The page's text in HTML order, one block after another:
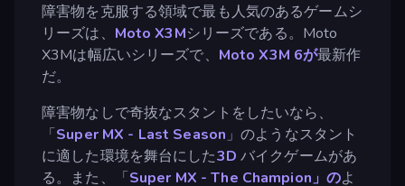
障害物を克服する領域で最も人気のあるゲームシ
リーズは、 Moto X3Mシリーズである。Moto
X3Mは幅広いシリーズで、 Moto X3M 6が最新作
だ。
障害物なしで奇抜なスタントをしたいなら、
「Super MX - Last Season 」のようなスタント
に適した環境を舞台にした3D バイクゲームがあ
る。また、「Super MX - The Champion」のよ